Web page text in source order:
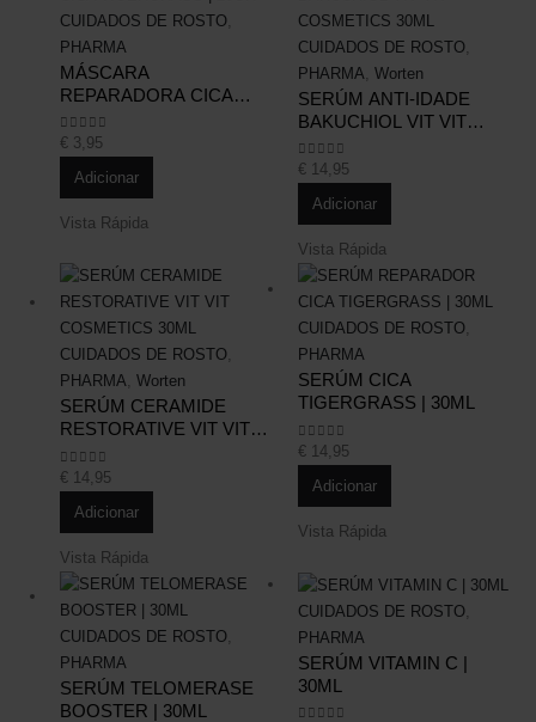
CUIDADOS DE ROSTO,
PHARMA
MÁSCARA
REPARADORA CICA
TIGERGRASS | 20GR
0out of 5
€3,95
Adicionar
Vista Rápida
CUIDADOS DE ROSTO,
PHARMA Worten
SERÚM ANTI-IDADE
BAKUCHIOL VIT VIT
COSMETICS 30ML
0out of 5
€14,95
Adicionar
Vista Rápida
CUIDADOS DE ROSTO,
PHARMA, Worten
SERÚM CERAMIDE
RESTORATIVE VIT VIT
COSMETICS 30ML
0out of 5
€14,95
Adicionar
Vista Rápida
CUIDADOS DE ROSTO,
PHARMA
SERÚM CICA
TIGERGRASS | 30ML
0out of 5
€14,95
Adicionar
Vista Rápida
CUIDADOS DE ROSTO,
PHARMA
SERÚM TELOMERASE
BOOSTER | 30ML
CUIDADOS DE ROSTO,
PHARMA
SERÚM VITAMIN C |
30ML
Este site é protegido pelo reCAPTCHA e aplica-se a Politica de Privacidade
da Google.
Social Media